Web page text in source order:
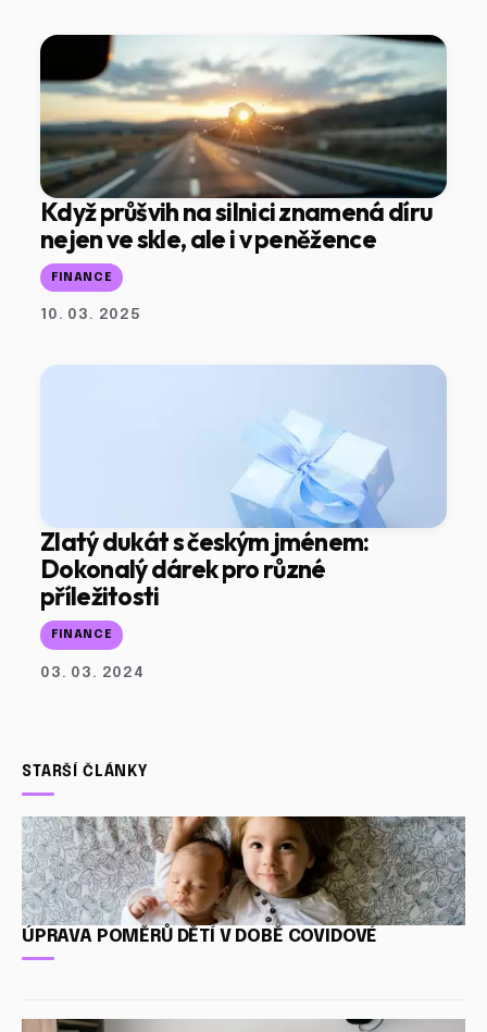
Když průšvih na silnici znamená díru
nejen ve skle, ale i v peněžence
FINANCE
10. 03. 2025
Zlatý dukát s českým jménem:
Dokonalý dárek pro různé
příležitosti
FINANCE
03. 03. 2024
STARŠÍ ČLÁNKY
ÚPRAVA POMĚRŮ DĚTÍ V DOBĚ COVIDOVÉ